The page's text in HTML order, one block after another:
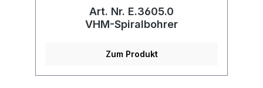
Art. Nr. E.3605.0
VHM-Spiralbohrer
Zum Produkt